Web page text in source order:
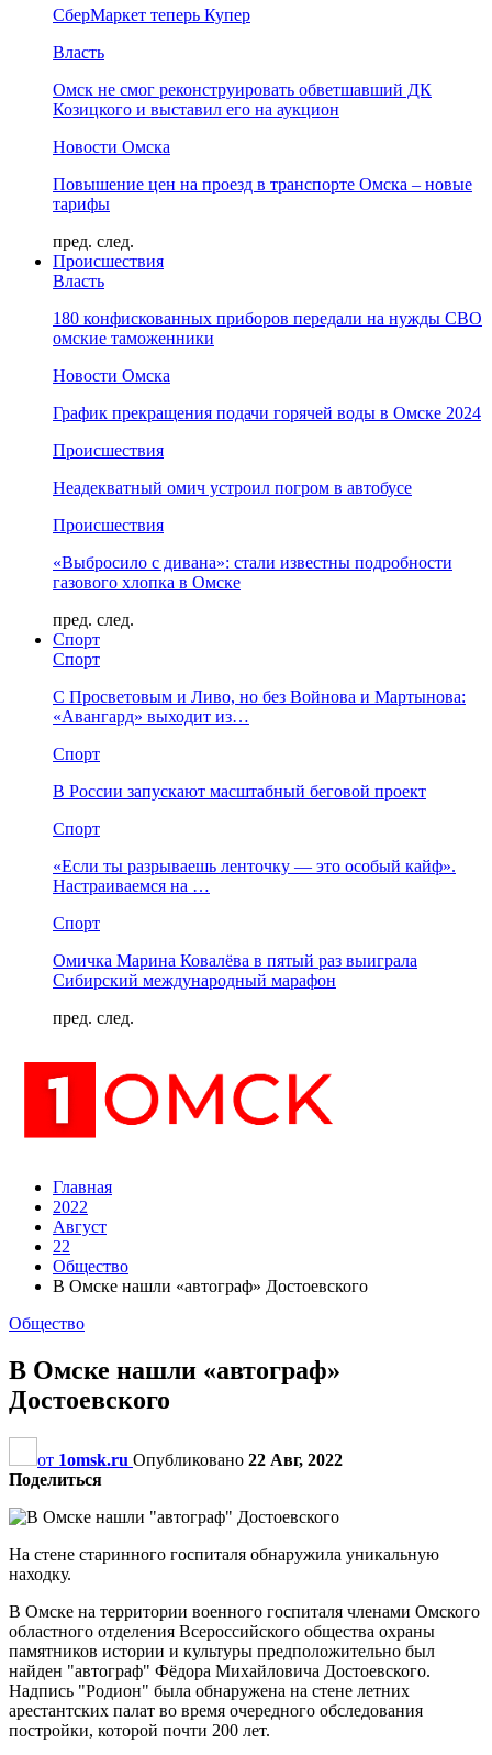
СберМаркет теперь Купер
Власть
Омск не смог реконструировать обветшавший ДК
Козицкого и выставил его на аукцион
Новости Омска
Повышение цен на проезд в транспорте Омска – новые
тарифы
пред. след.
Происшествия
Власть
180 конфискованных приборов передали на нужды СВО
омские таможенники
Новости Омска
График прекращения подачи горячей воды в Омске 2024
Происшествия
Неадекватный омич устроил погром в автобусе
Происшествия
«Выбросило с дивана»: стали известны подробности
газового хлопка в Омске
пред. след.
Спорт
Спорт
С Просветовым и Ливо, но без Войнова и Мартынова:
«Авангард» выходит из…
Спорт
В России запускают масштабный беговой проект
Спорт
«Если ты разрываешь ленточку — это особый кайф».
Настраиваемся на …
Спорт
Омичка Марина Ковалёва в пятый раз выиграла
Сибирский международный марафон
пред. след.
Главная
2022
Август
22
Общество
В Омске нашли «автограф» Достоевского
Общество
В Омске нашли «автограф»
Достоевского
от 1omsk.ru Опубликовано 22 Авг, 2022
Поделиться
На стене старинного госпиталя обнаружила уникальную
находку.
В Омске на территории военного госпиталя членами Омского
областного отделения Всероссийского общества охраны
памятников истории и культуры предположительно был
найден "автограф" Фёдора Михайловича Достоевского.
Надпись "Родион" была обнаружена на стене летних
арестантских палат во время очередного обследования
постройки, которой почти 200 лет.